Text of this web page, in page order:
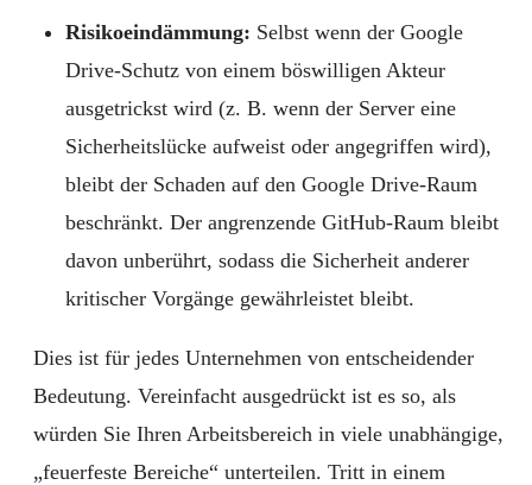
Risikoeindämmung: Selbst wenn der Google
Drive-Schutz von einem böswilligen Akteur
ausgetrickst wird (z. B. wenn der Server eine
Sicherheitslücke aufweist oder angegriffen wird),
bleibt der Schaden auf den Google Drive-Raum
beschränkt. Der angrenzende GitHub-Raum bleibt
davon unberührt, sodass die Sicherheit anderer
kritischer Vorgänge gewährleistet bleibt.
Dies ist für jedes Unternehmen von entscheidender
Bedeutung. Vereinfacht ausgedrückt ist es so, als
würden Sie Ihren Arbeitsbereich in viele unabhängige,
„feuerfeste Bereiche“ unterteilen. Tritt in einem